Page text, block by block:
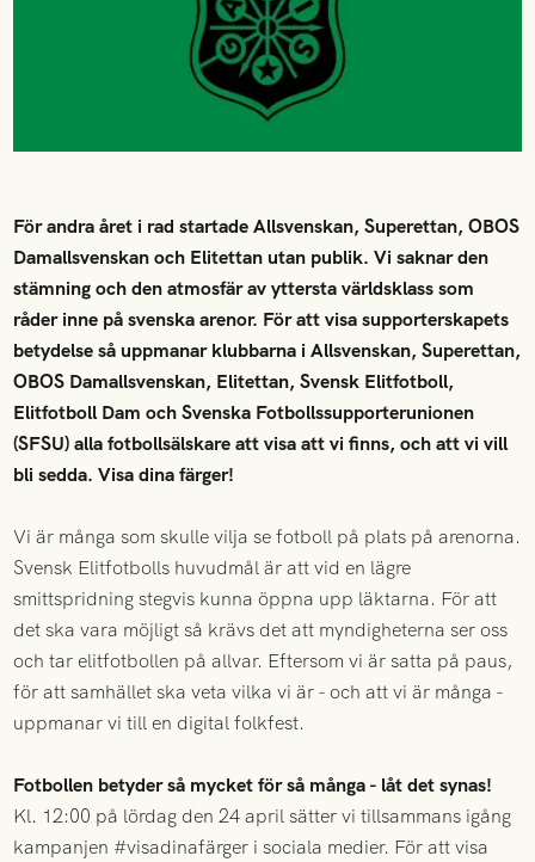
För andra året i rad startade Allsvenskan, Superettan, OBOS
Damallsvenskan och Elitettan utan publik. Vi saknar den
stämning och den atmosfär av yttersta världsklass som
råder inne på svenska arenor. För att visa supporterskapets
betydelse så uppmanar klubbarna i Allsvenskan, Superettan,
OBOS Damallsvenskan, Elitettan, Svensk Elitfotboll,
Elitfotboll Dam och Svenska Fotbollssupporterunionen
(SFSU) alla fotbollsälskare att visa att vi finns, och att vi vill
bli sedda. Visa dina färger!
Vi är många som skulle vilja se fotboll på plats på arenorna.
Svensk Elitfotbolls huvudmål är att vid en lägre
smittspridning stegvis kunna öppna upp läktarna. För att
det ska vara möjligt så krävs det att myndigheterna ser oss
och tar elitfotbollen på allvar. Eftersom vi är satta på paus,
för att samhället ska veta vilka vi är - och att vi är många -
uppmanar vi till en digital folkfest.
Fotbollen betyder så mycket för så många - låt det synas!
Kl. 12:00 på lördag den 24 april sätter vi tillsammans igång
kampanjen #visadinafärger i sociala medier. För att visa